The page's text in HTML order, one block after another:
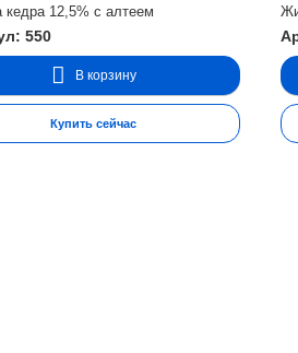
12,5% с алтеем
550
В корзину
Купить сейчас